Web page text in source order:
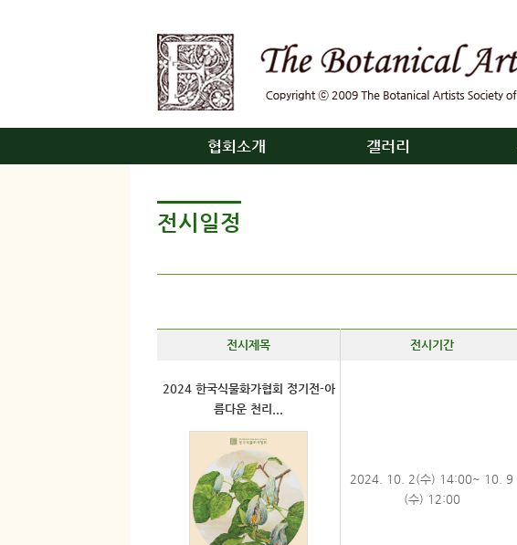
협회소개 갤러리
전시일정
전시제목 전시기간
2024 한국식물화가협회 정기전-아
름다운 천리...
2024. 10. 2(수) 14:00~ 10. 9
(수) 12:00